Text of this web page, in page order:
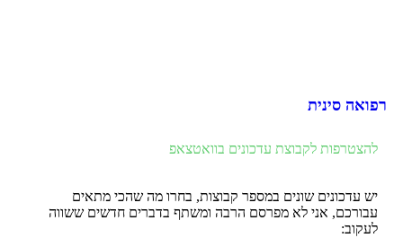
רפואה סינית
להצטרפות לקבוצת עדכונים בוואטצאפ
יש עדכונים שונים במספר קבוצות, בחרו מה שהכי מתאים
עבורכם, אני לא מפרסם הרבה ומשתף בדברים חדשים ששווה
לעקוב: